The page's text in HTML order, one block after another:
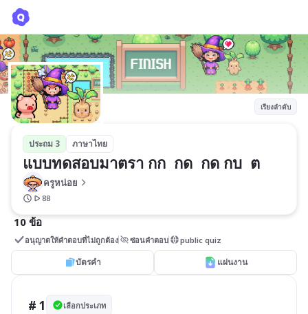
เรียงลำดับ
ประถม 3 ภาษาไทย
แบบทดสอบมาตรา กก  กด  กด กบ  ต
ครูหน่อย
88
10 ข้อ
อนุญาตให้คำตอบที่ไม่ถูกต้อง ซ่อนคำตอบ public quiz
บัตรคำ แผ่นงาน
# 1 เลือกประเภท